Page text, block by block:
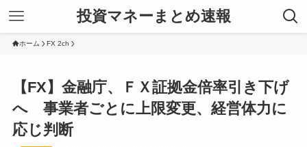
投資マネーまとめ速報
ホーム FX 2ch
【FX】金融庁、ＦＸ証拠金倍率引き下げ
へ 事業者ごとに上限変更、経営体力に
応じ判断